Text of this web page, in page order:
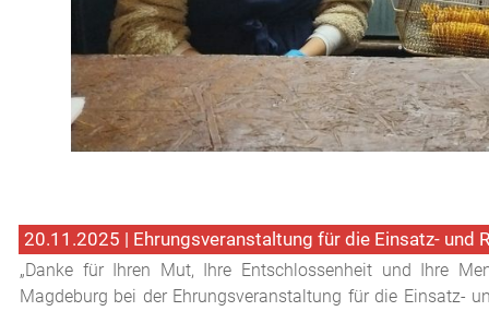
20.11.2025 | Ehrungsveranstaltung für die Einsatz- und
„Danke für Ihren Mut, Ihre Entschlossenheit und Ihre
Magdeburg bei der Ehrungsveranstaltung für die Einsatz-